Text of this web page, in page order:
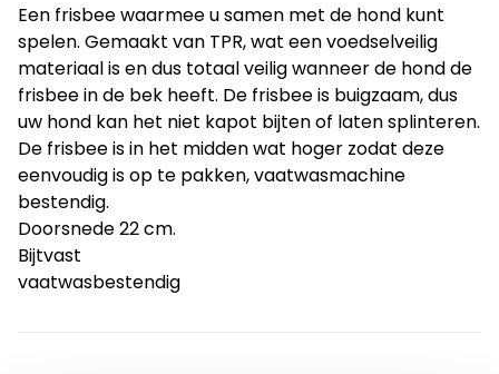
Een frisbee waarmee u samen met de hond kunt
spelen. Gemaakt van TPR, wat een voedselveilig
materiaal is en dus totaal veilig wanneer de hond de
frisbee in de bek heeft. De frisbee is buigzaam, dus
uw hond kan het niet kapot bijten of laten splinteren.
De frisbee is in het midden wat hoger zodat deze
eenvoudig is op te pakken, vaatwasmachine
bestendig.
Doorsnede 22 cm.
Bijtvast
vaatwasbestendig